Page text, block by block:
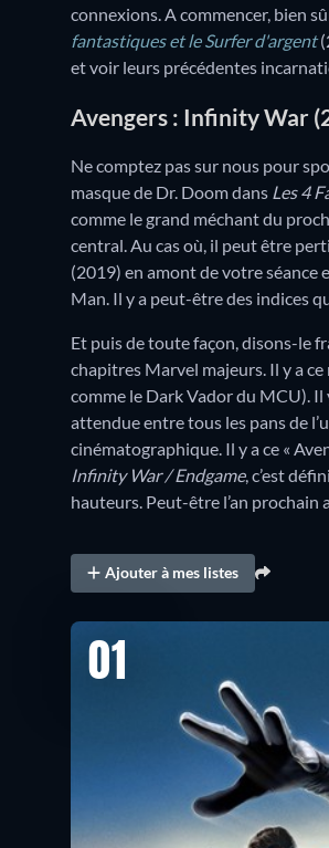
connexions. A commencer, bien
fantastiques et le Surfer d'argent
et voir leurs précédentes
Avengers : Infinity War
Ne comptez pas sur nous pour
masque de Dr. Doom dans Les 4
comme le grand méchant du
central. Au cas où, il peut être
(2019) en amont de votre séance
Man. Il y a peut-être des indices
Et puis de toute façon, disons-le
chapitres Marvel majeurs. Il y a
comme le Dark Vador du MCU).
attendue entre tous les pans de
cinématographique. Il y a ce «
Infinity War / Endgame, c’est
hauteurs. Peut-être l’an prochain
Ajouter à mes listes
01